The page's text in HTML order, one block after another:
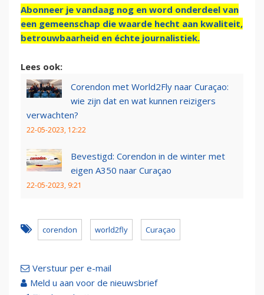
Abonneer je vandaag nog en word onderdeel van
een gemeenschap die waarde hecht aan kwaliteit,
betrouwbaarheid en échte journalistiek.
Lees ook:
Corendon met World2Fly naar Curaçao:
wie zijn dat en wat kunnen reizigers
verwachten?
22-05-2023, 12:22
Bevestigd: Corendon in de winter met
eigen A350 naar Curaçao
22-05-2023, 9:21
corendon world2fly Curaçao
Verstuur per e-mail
Meld u aan voor de nieuwsbrief